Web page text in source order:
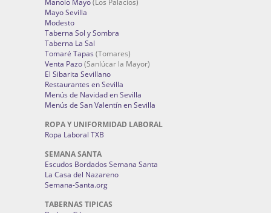
Manolo Mayo(Los Palacios)
Mayo Sevilla
Modesto
Taberna Sol y Sombra
Taberna La Sal
Tomaré Tapas (Tomares)
Venta Pazo(Sanlúcar la Mayor)
El Sibarita Sevillano
Restaurantes en Sevilla
Menús de Navidad en Sevilla
Menús de San Valentín en Sevilla
ROPA Y UNIFORMIDAD LABORAL
Ropa Laboral TXB
SEMANA SANTA
Escudos Bordados Semana Santa
La Casa del Nazareno
Semana-Santa.org
TABERNAS TIPICAS